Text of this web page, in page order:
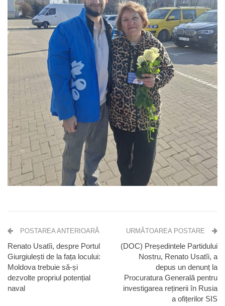
POSTAREA ANTERIOARĂ
Renato Usatîi, despre Portul
Giurgiulești de la fața locului:
Moldova trebuie să-și
dezvolte propriul potențial
naval
URMĂTOAREA POSTARE
(DOC) Președintele Partidului
Nostru, Renato Usatîi, a
depus un denunț la
Procuratura Generală pentru
investigarea reținerii în Rusia
a ofițerilor SIS